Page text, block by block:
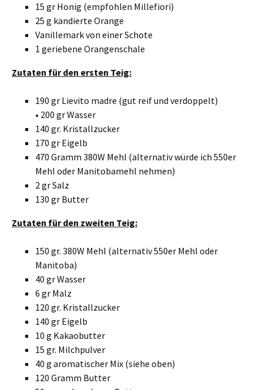
15 gr Honig (empfohlen Millefiori)
25 g kandierte Orange
Vanillemark von einer Schote
1 geriebene Orangenschale
Zutaten für den ersten Teig:
190 gr Lievito madre (gut reif und verdoppelt)
• 200 gr Wasser
140 gr. Kristallzucker
170 gr Eigelb
470 Gramm 380W Mehl (alternativ würde ich 550er
Mehl oder Manitobamehl nehmen)
2 gr Salz
130 gr Butter
Zutaten für den zweiten Teig:
150 gr. 380W Mehl (alternativ 550er Mehl oder
Manitoba)
40 gr Wasser
6 gr Malz
120 gr. Kristallzucker
140 gr Eigelb
10 g Kakaobutter
15 gr. Milchpulver
40 g aromatischer Mix (siehe oben)
120 Gramm Butter